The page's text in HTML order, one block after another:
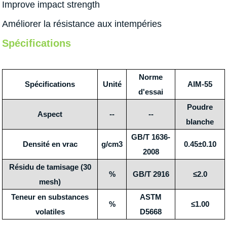
Improve impact strength
Améliorer la résistance aux intempéries
Spécifications
Spécifications Unité
Norme
d'essai
AIM-55
Aspect -- --
Poudre
blanche
Densité en vrac g/cm3
GB/T 1636-
2008
0.45±0.10
Résidu de tamisage (30
mesh)
% GB/T 2916 ≤2.0
Teneur en substances
volatiles
%
ASTM
D5668
≤1.00